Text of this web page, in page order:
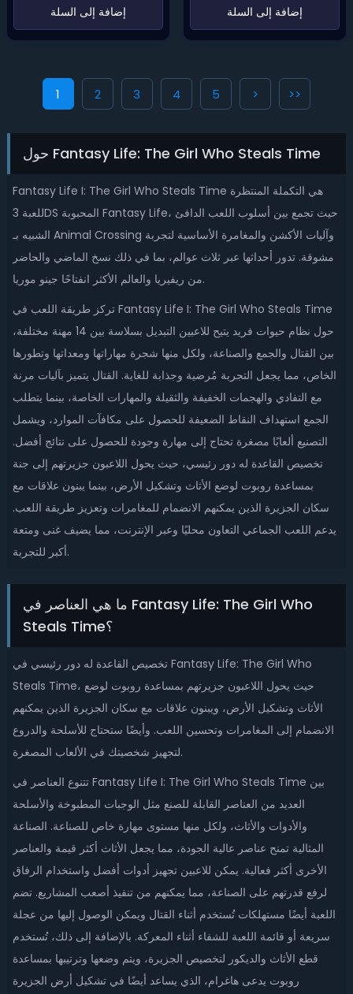
‌إضافة إلى السلة‌ ‌إضافة إلى السلة‌
1 2 3 4 5 > >>
حول Fantasy Life: The Girl Who Steals Time
Fantasy Life I: The Girl Who Steals Time هي التكملة المنتظرة
للعبة 3DS المحبوبة Fantasy Life، حيث تجمع بين أسلوب اللعب الدافئ
الشبيه بـ Animal Crossing وآليات الأكشن والمغامرة الأساسية لتجربة
مشوقة. تدور أحداثها عبر ثلاث عوالم، بما في ذلك نسخ الماضي والحاضر
من ريفيريا والعالم الأكثر انفتاحًا جينو موريا.
تركز طريقة اللعب في Fantasy Life I: The Girl Who Steals Time
حول نظام حيوات فريد يتيح للاعبين التبديل بسلاسة بين 14 مهنة مختلفة،
بين القتال والجمع والصناعة، ولكل منها شجرة مهاراتها ومعداتها وتطورها
الخاص، مما يجعل التجربة مُرضية وجذابة للغاية. القتال يتميز بآليات مرنة
مع التفادي والهجمات الخفيفة والثقيلة والمهارات الخاصة، بينما يتطلب
الجمع استهداف النقاط الضعيفة للحصول على مكافآت الموارد، ويشمل
التصنيع ألعابًا مصغرة تحتاج إلى مهارة وجودة للحصول على نتائج أفضل.
تخصيص القاعدة له دور رئيسي، حيث يحول اللاعبون جزيرتهم إلى جنة
بمساعدة روبوت لوضع الأثاث وتشكيل الأرض، بينما يبنون علاقات مع
سكان الجزيرة الذين يمكنهم الانضمام للمغامرات وتعزيز طريقة اللعب.
يدعم اللعب الجماعي التعاون محليًا وعبر الإنترنت، مما يضيف غنى ومتعة
أكبر للتجربة.
ما هي العناصر في Fantasy Life: The Girl Who
Steals Time؟
تخصيص القاعدة له دور رئيسي في Fantasy Life: The Girl Who
Steals Time، حيث يحول اللاعبون جزيرتهم بمساعدة روبوت لوضع
الأثاث وتشكيل الأرض، ويبنون علاقات مع سكان الجزيرة الذين يمكنهم
الانضمام إلى المغامرات وتحسين اللعب. وأيضًا ستحتاج للأسلحة والدروع
لتجهيز شخصيتك في الألعاب المصغرة.
تتنوع العناصر في Fantasy Life I: The Girl Who Steals Time بين
العديد من العناصر القابلة للصنع مثل الوجبات المطبوخة والأسلحة
والأدوات والأثاث، ولكل منها مستوى مهارة خاص للصناعة. الصناعة
المثالية تمنح عناصر عالية الجودة، مما يجعل الأثاث أكثر قيمة والعناصر
الأخرى أكثر فعالية. يمكن للاعبين تجهيز أدوات أفضل واستخدام الرفاق
لرفع قدرتهم على الصناعة، مما يمكنهم من تنفيذ أصعب المشاريع. تضم
اللعبة أيضًا مستهلكات تُستخدم أثناء القتال ويمكن الوصول إليها من عجلة
سريعة أو قائمة اللعبة للشفاء أثناء المعركة. بالإضافة إلى ذلك، تُستخدم
قطع الأثاث والديكور لتخصيص الجزيرة، ويتم وضعها وترتيبها بمساعدة
روبوت يدعى هاغرام، الذي يساعد أيضًا في تشكيل أرض الجزيرة